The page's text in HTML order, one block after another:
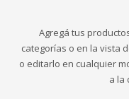
Agregá tus
categorías o en la vista
o editarlo en cualquier
a la